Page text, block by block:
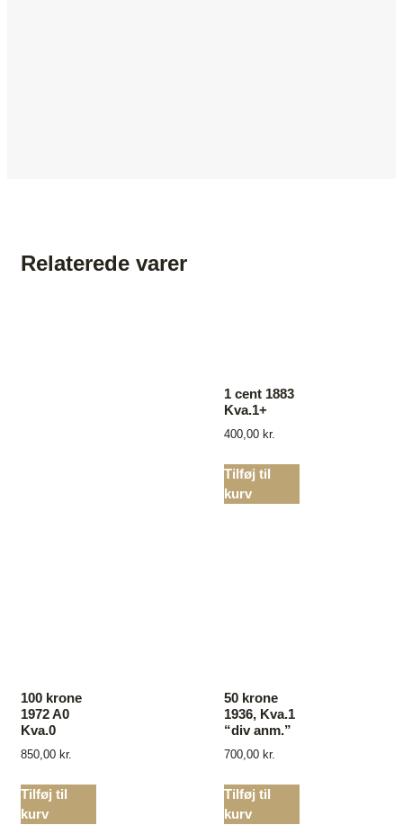
Relaterede varer
1 cent 1883
Kva.1+
400,00 kr.
Tilføj til
kurv
100 krone
1972 A0
Kva.0
850,00 kr.
Tilføj til
kurv
50 krone
1936, Kva.1
“div anm.”
700,00 kr.
Tilføj til
kurv